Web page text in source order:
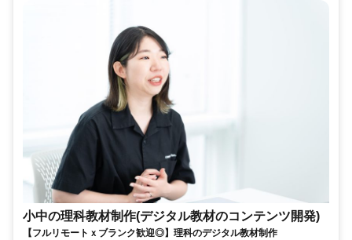
小中の理科教材制作(デジタル教材のコンテンツ開発)
【フルリモートｘブランク歓迎◎】理科のデジタル教材制作